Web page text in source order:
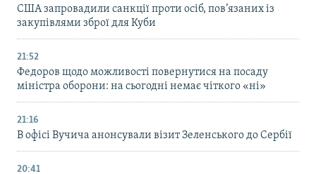
США запровадили санкції проти осіб, пов’язаних із
закупівлями зброї для Куби
21:52
Федоров щодо можливості повернутися на посаду
міністра оборони: на сьогодні немає чіткого «ні»
21:16
В офісі Вучича анонсували візит Зеленського до Сербії
20:41